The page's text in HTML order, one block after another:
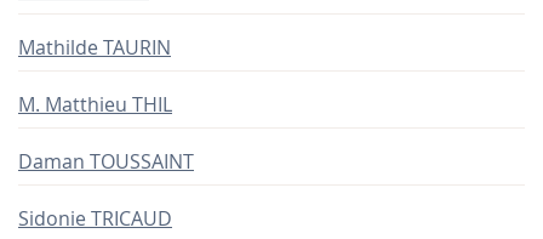
Mathilde TAURIN
M. Matthieu THIL
Daman TOUSSAINT
Sidonie TRICAUD